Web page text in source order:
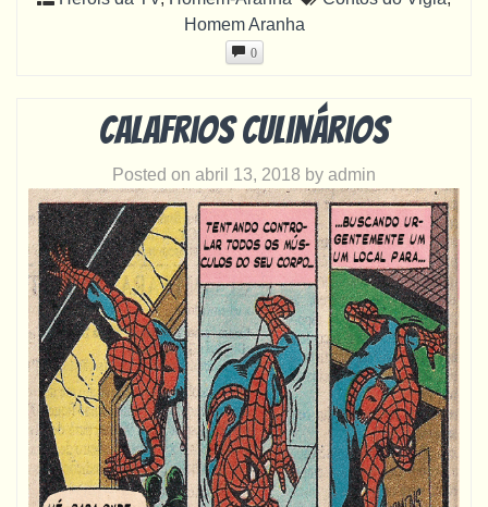
Homem Aranha
0
Calafrios culinários
Posted on abril 13, 2018 by admin